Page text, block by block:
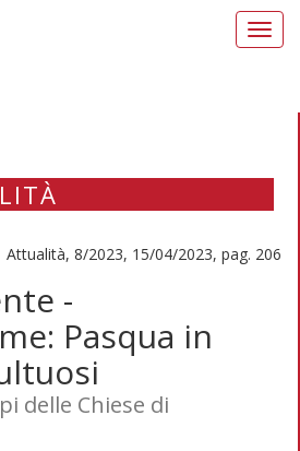
Attualità, 8/2023, 15/04/2023, pag. 206
-
Pasqua in
delle Chiese di